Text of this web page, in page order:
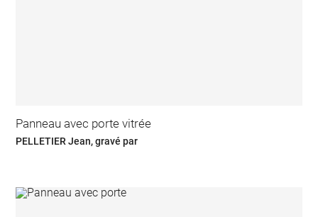
Panneau avec porte vitrée
PELLETIER Jean, gravé par